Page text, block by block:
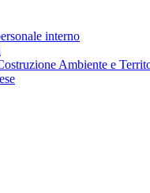
interno
Ambiente e